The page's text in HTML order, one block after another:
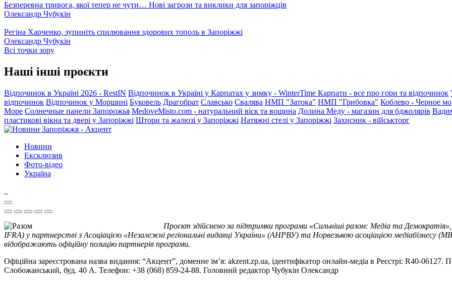
Безперевна тривога, якої тепер не чути… Нові загрози та виклики для запоріжців
Олександр Чубукін
Регіна Харченко, зупиніть спилювання здорових тополь в Запоріжжі
Олександр Чубукін
Всі точки зору
Наші інші проєкти
Відпочинок в Україні 2026 - RestIN Відпочинок в Україні у Карпатах у зимку - WinterTime Карпати - все про гори та відпочинок
відпочинок Відпочинок у Моршині Буковель Драгобрат Славсько Свалява НМП "Затока" НМП "Грибовка" Коблево - Черное
Море Солнечные панели Запорожья MedoveMisto.com - натуральний віск та вощина Долина Меду - магазин для бджолярів
пластикові вікна та двері у Запоріжжі Штори та жалюзі у Запоріжжі Натяжні стелі у Запоріжжі Захисник - військторг
Новини
Ексклюзив
Фото-відео
Україна
Проєкт здійснено за підтримки програми «Сильніші разом: Медіа та
IFRA) у партнерстві з Асоціацією «Незалежні регіональні видавці України» (АНРВУ) та Норвезькою асоціацією медіабізнесу
відображають офіційну позицію партнерів програми.
Офіційна зареєстрована назва видання: “Акцент”, доменне ім’я: akzent.zp.ua, ідентифікатор онлайн-медіа в Реєстрі: R40-
Слобожанський, буд. 40 А. Телефон: +38 (068) 859-24-88. Головний редактор Чубукін Олександр